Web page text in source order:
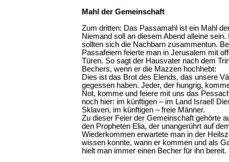
Mahl der Gemeinschaft
Zum dritten: Das Passamahl ist ein Mahl
Niemand soll an diesem Abend alleine
sollten sich die Nachbarn zusammentun.
Passafeiern feierte man in Jerusalem mit
Türen. So sagt der Hausvater nach dem
Bechers, wenn er die Mazzen hochhebt:
Dies ist das Brot des Elends, das unsere
gegessen haben. Jeder, der hungrig,
Not, komme und feiere mit uns das
noch hier: im künftigen – im Land Israel!
Sklaven, im künftigen – freie Männer.
Zu dieser Feier der Gemeinschaft gehörte
den Propheten Elia, der unangerührt auf
Wiederkommen erwartete man in der
wissen konnte, wann er kommen und als
hielt man immer einen Becher für ihn bereit.